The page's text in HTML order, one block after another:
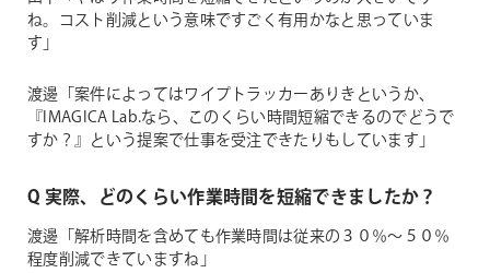
ね。コスト削減という意味ですごく有用かなと思っていま
す」
渡邊「案件によってはワイプトラッカーありきというか、
『IMAGICA Lab.なら、このくらい時間短縮できるのでどうで
すか？』という提案で仕事を受注できたりもしています」
Q 実際、どのくらい作業時間を短縮できましたか？
渡邊「解析時間を含めても作業時間は従来の３０％〜５０％
程度削減できていますね」